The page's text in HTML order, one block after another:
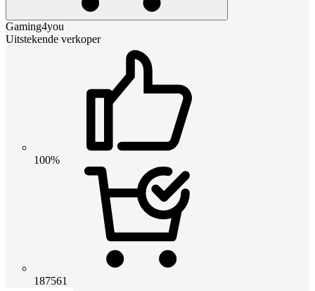
Gaming4you
Uitstekende verkoper
100%
187561